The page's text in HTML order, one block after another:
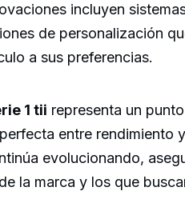
incluyen
de personalización
a sus preferencias.
1 tii representa un
entre rendimiento
evolucionando,
la marca y los que